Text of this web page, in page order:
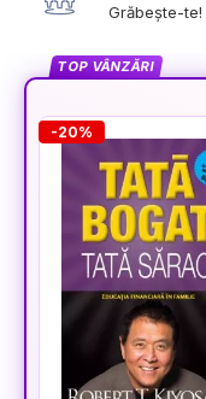
Grăbește-
TOP VÂNZĂRI
-20%